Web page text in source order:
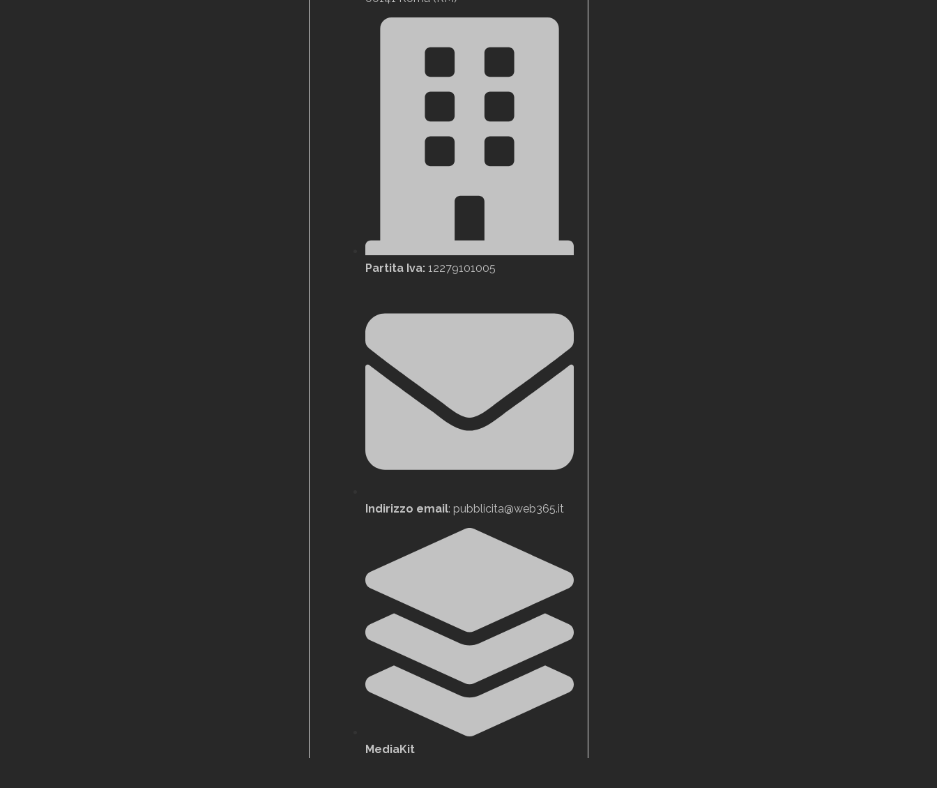
Partita Iva: 12279101005
Indirizzo email: pubblicita@web365.it
MediaKit